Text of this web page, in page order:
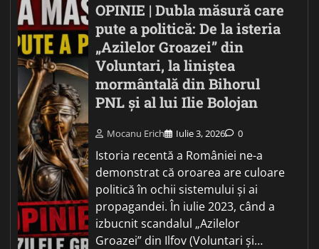
OPINIE | Dubla măsură care
pute a politică: De la isteria
„Azilelor Groazei” din
Voluntari, la liniștea
mormântală din Bihorul
PNL și al lui Ilie Bolojan
Mocanu Erich Iulie 3, 2026 0
Istoria recentă a României ne-a
demonstrat că oroarea are culoare
politică în ochii sistemului și ai
propagandei. În iulie 2023, când a
izbucnit scandalul „Azilelor
Groazei” din Ilfov (Voluntari și…